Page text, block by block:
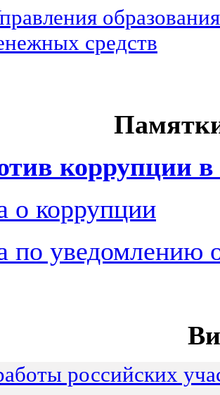
средств
коррупции в
о коррупции
по уведомлению
российских